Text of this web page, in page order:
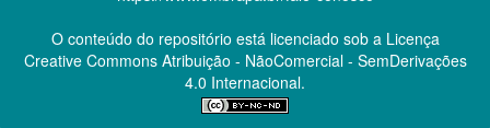
O conteúdo do repositório está licenciado sob a Licença
Creative CommonsAtribuição - NãoComercial - SemDerivações
4.0 Internacional.